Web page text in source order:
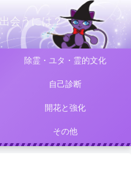
会うには？
除霊・ユタ・霊的文化
自己診断
開花と強化
その他